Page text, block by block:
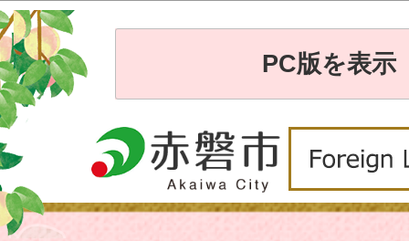
PC版を表示